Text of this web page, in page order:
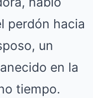
perdón hacia
un
en la
tiempo.